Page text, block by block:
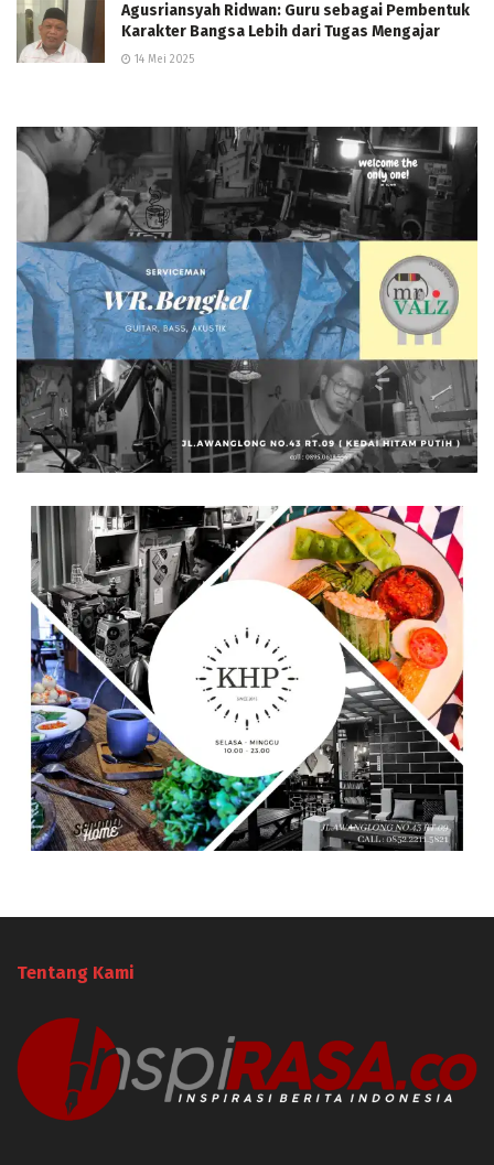
Agusriansyah Ridwan: Guru sebagai Pembentuk
Karakter Bangsa Lebih dari Tugas Mengajar
14 Mei 2025
Tentang Kami